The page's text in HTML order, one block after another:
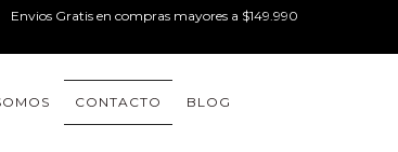
Envios Gratis en compras mayores a $149.990
CONTACTO BLOG